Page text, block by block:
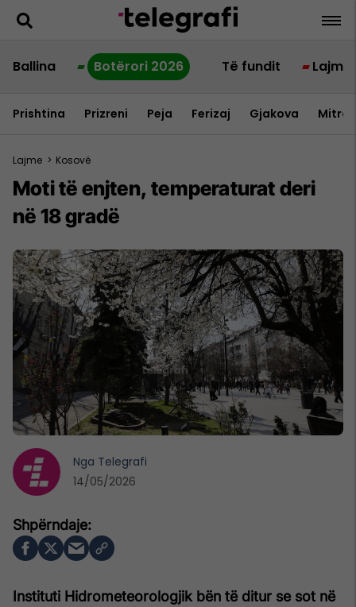
Ballina Botërori 2026 Të fundit Lajme
Prishtina Prizreni Peja Ferizaj Gjakova
Lajme > Kosovë
Moti të enjten, temperaturat deri
në 18 gradë
Instituti Hidrometeorologjik bën të ditur se sot në
Nga Telegrafi
14/05/2026